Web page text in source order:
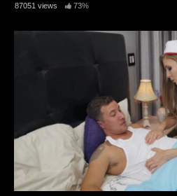
87051 views 73%